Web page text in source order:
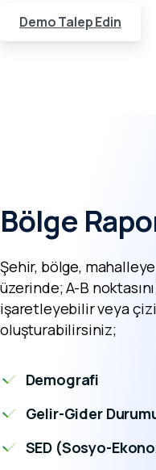
Demo Talep Edin
Bölge
Şehir, bölge,
üzerinde; A-B
işaretleyebilir veya
oluşturabilirsiniz;
Demografi
Gelir-Gider
SED (Sosyo-